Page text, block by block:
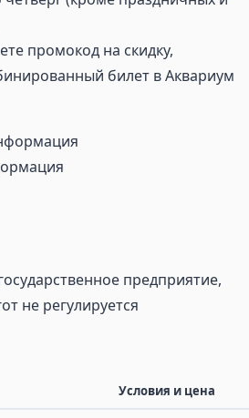
промокод на скидку,
билет в Аквариум
предприятие,
не регулируется
Условия и цена